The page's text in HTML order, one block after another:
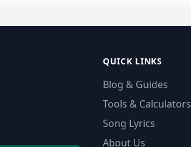
QUICK LINKS
Blog & Guides
Tools & Calculators
Song Lyrics
About Us